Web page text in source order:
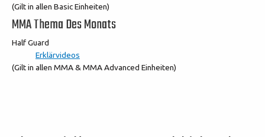
(Gilt in allen Basic Einheiten)
MMA Thema Des Monats
Half Guard
Erklärvideos
(Gilt in allen MMA & MMA Advanced Einheiten)